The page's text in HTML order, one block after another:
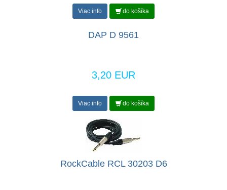
Viac info do košíka
DAP D 9561
3,20 EUR
Viac info do košíka
RockCable RCL 30203 D6